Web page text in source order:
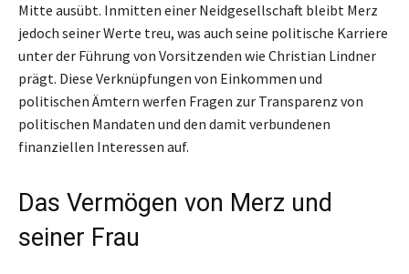
Mitte ausübt. Inmitten einer Neidgesellschaft bleibt Merz
jedoch seiner Werte treu, was auch seine politische Karriere
unter der Führung von Vorsitzenden wie Christian Lindner
prägt. Diese Verknüpfungen von Einkommen und
politischen Ämtern werfen Fragen zur Transparenz von
politischen Mandaten und den damit verbundenen
finanziellen Interessen auf.
Das Vermögen von Merz und
seiner Frau